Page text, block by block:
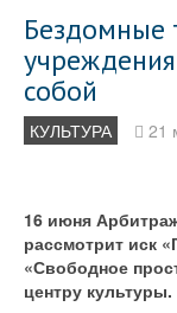
Бездомные
собой
КУЛЬТУРА 21
16 июня
рассмотрит иск
«Свободное
центру культуры.